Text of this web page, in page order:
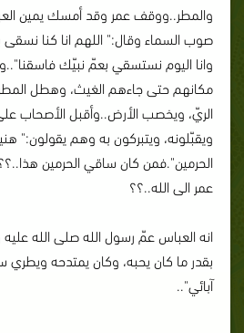
والمطر..ووقف عمر وقد أمسك يمين
صوب السماء وقال:" اللهم انا كنا نسقى
وانا اليوم نستسقي بعمّ نبيّك
مكانهم حتى جاءهم الغيث، وهطل
الريّ، ويخصب الأرض..وأقبل الأصحاب
ويقبّلونه، ويتبركون به وهم يقولون:"
الحرمين".فمن كان ساقي الحرمين
عمر الى الله..؟؟
انه العباس عمّ رسول الله صلى الله
بقدر ما كان يحبه، وكان يمتدحه ويطري
آبائي"..